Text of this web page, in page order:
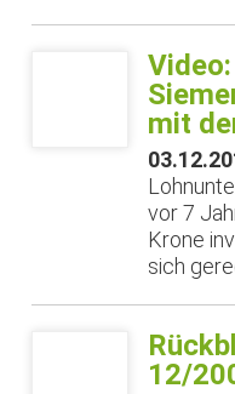
mit
vor 7
Krone
sich
12/